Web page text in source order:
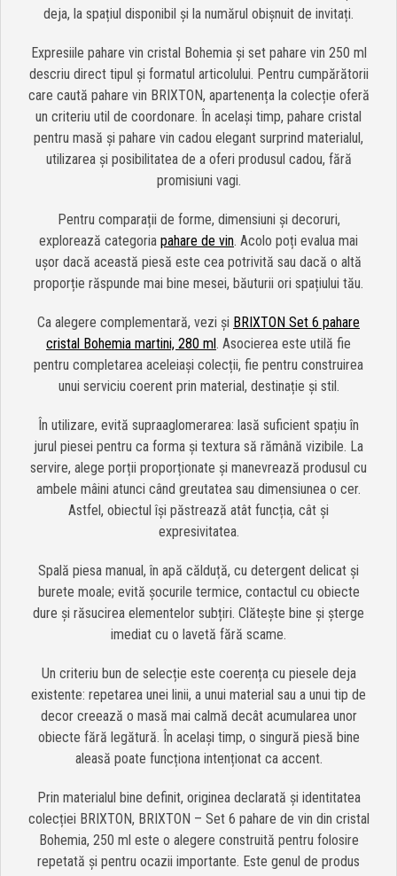
deja, la spațiul disponibil și la numărul obișnuit de invitați.
Expresiile pahare vin cristal Bohemia și set pahare vin 250 ml
descriu direct tipul și formatul articolului. Pentru cumpărătorii
care caută pahare vin BRIXTON, apartenența la colecție oferă
un criteriu util de coordonare. În același timp, pahare cristal
pentru masă și pahare vin cadou elegant surprind materialul,
utilizarea și posibilitatea de a oferi produsul cadou, fără
promisiuni vagi.
Pentru comparații de forme, dimensiuni și decoruri,
explorează categoria pahare de vin. Acolo poți evalua mai
ușor dacă această piesă este cea potrivită sau dacă o altă
proporție răspunde mai bine mesei, băuturii ori spațiului tău.
Ca alegere complementară, vezi și BRIXTON Set 6 pahare
cristal Bohemia martini, 280 ml. Asocierea este utilă fie
pentru completarea aceleiași colecții, fie pentru construirea
unui serviciu coerent prin material, destinație și stil.
În utilizare, evită supraaglomerarea: lasă suficient spațiu în
jurul piesei pentru ca forma și textura să rămână vizibile. La
servire, alege porții proporționate și manevrează produsul cu
ambele mâini atunci când greutatea sau dimensiunea o cer.
Astfel, obiectul își păstrează atât funcția, cât și
expresivitatea.
Spală piesa manual, în apă călduță, cu detergent delicat și
burete moale; evită șocurile termice, contactul cu obiecte
dure și răsucirea elementelor subțiri. Clătește bine și șterge
imediat cu o lavetă fără scame.
Un criteriu bun de selecție este coerența cu piesele deja
existente: repetarea unei linii, a unui material sau a unui tip de
decor creează o masă mai calmă decât acumularea unor
obiecte fără legătură. În același timp, o singură piesă bine
aleasă poate funcționa intenționat ca accent.
Prin materialul bine definit, originea declarată și identitatea
colecției BRIXTON, BRIXTON – Set 6 pahare de vin din cristal
Bohemia, 250 ml este o alegere construită pentru folosire
repetată și pentru ocazii importante. Este genul de produs